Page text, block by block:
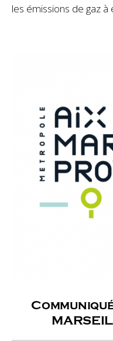
les émissions de gaz à